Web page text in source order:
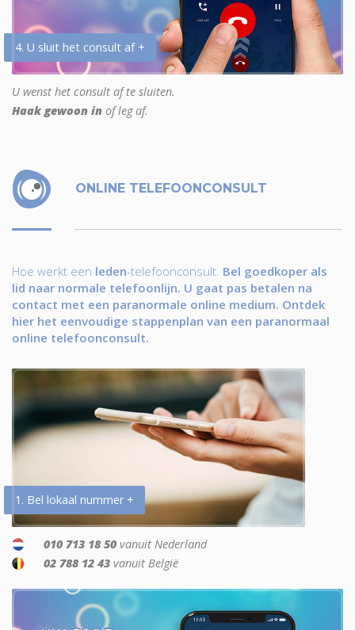
4. U sluit het consult af +
U wenst het consult af te sluiten.
Haak gewoon in of leg af.
ONLINE TELEFOONCONSULT
Hoe werkt een leden-telefoonconsult. Bel goedkoper als
lid naar normale telefoonlijn. U gaat pas betalen na
contact met een paranormale online medium. Ontdek
hier het eenvoudige stappenplan van een paranormaal
online telefoonconsult.
1. Bel lokaal nummer +
010 713 18 50 vanuit Nederland
02 788 12 43 vanuit België